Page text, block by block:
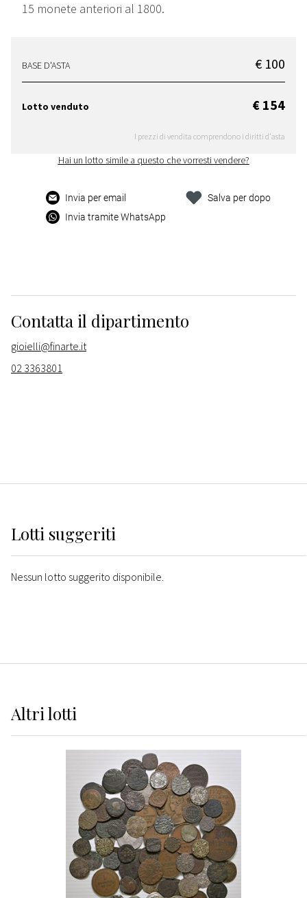
15 monete anteriori al 1800.
BASE D'ASTA € 100
Lotto venduto € 154
I prezzi di vendita comprendono i diritti d'asta
Hai un lotto simile a questo che vorresti vendere?
Invia per email
Invia tramite WhatsApp
Salva per dopo
Contatta il dipartimento
gioielli@finarte.it
02 3363801
Lotti suggeriti
Nessun lotto suggerito disponibile.
Altrilotti